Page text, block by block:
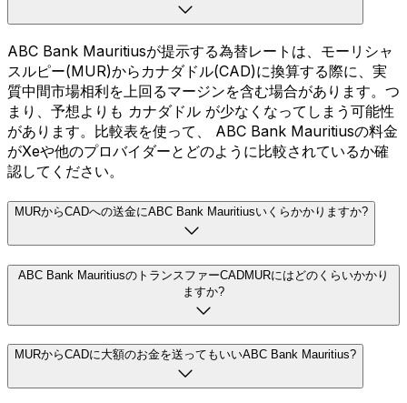
ABC Bank Mauritiusが提示する為替レートは、モーリシャ
スルピー(MUR)からカナダドル(CAD)に換算する際に、実
質中間市場相利を上回るマージンを含む場合があります。つ
まり、予想よりも カナダドル が少なくなってしまう可能性
があります。比較表を使って、 ABC Bank Mauritiusの料金
がXeや他のプロバイダーとどのように比較されているか確
認してください。
MURからCADへの送金にABC Bank Mauritiusいくらかかりますか?
ABC Bank MauritiusのトランスファーCADMURにはどのくらいかかり
ますか?
MURからCADに大額のお金を送ってもいいABC Bank Mauritius?